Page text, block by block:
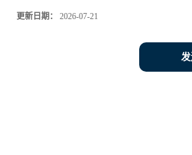
更新日期： 2026-07-21